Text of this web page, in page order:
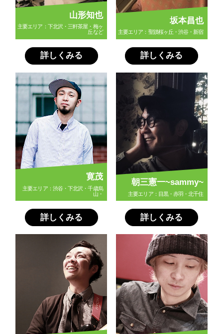
山形知也
主要エリア：下北沢・三軒茶屋・梅ヶ
丘など
詳しくみる
坂本昌也
主要エリア：聖蹟桜ヶ丘・渋谷・新宿
詳しくみる
寛茂
主要エリア：渋谷・下北沢・千歳烏
山・
詳しくみる
朝三憲一~sammy~
主要エリア：目黒・赤羽・北千住
詳しくみる